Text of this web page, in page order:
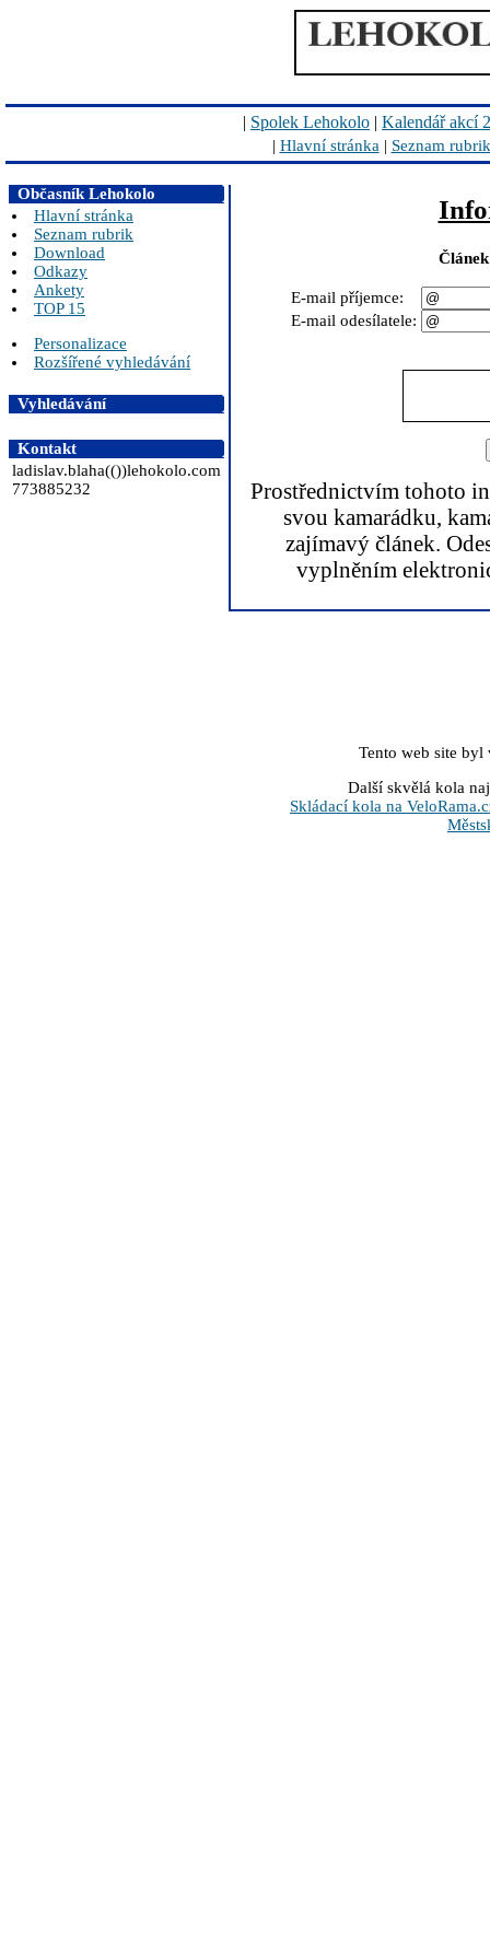
| Spolek Lehokolo | Kalendář akcí
| Hlavní stránka | Seznam rubrik
Občasník Lehokolo
Hlavní stránka
Seznam rubrik
Download
Odkazy
Ankety
TOP 15
Personalizace
Rozšířené vyhledávání
Vyhledávání
Kontakt
ladislav.blaha(())lehokolo.com
773885232
E-mail příjemce:
E-mail odesílatele:
Prostřednictvím tohoto
svou kamarádku,
zajímavý článek.
vyplněním
Tento web site
Další skvělá kola
Skládací kola na